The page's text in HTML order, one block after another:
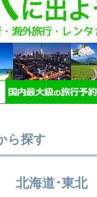
ら探す
北海道･東北